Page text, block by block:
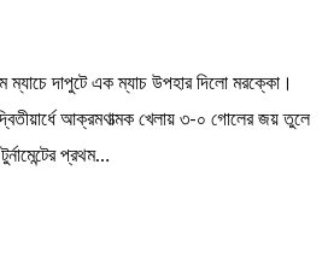
দাপুটে এক ম্যাচ উপহার দিলো মরক্কো।
আক্রমণাত্মক খেলায় ৩-০ গোলের জয় তুলে
প্রথম…